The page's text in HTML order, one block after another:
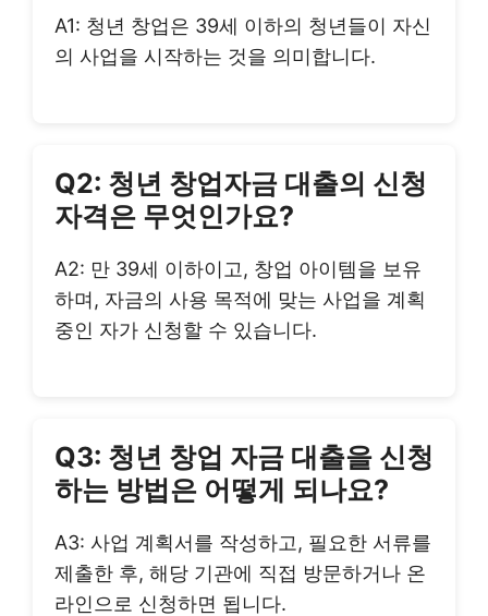
A1: 청년 창업은 39세 이하의 청년들이 자신
의 사업을 시작하는 것을 의미합니다.
Q2: 청년 창업자금 대출의 신청
자격은 무엇인가요?
A2: 만 39세 이하이고, 창업 아이템을 보유
하며, 자금의 사용 목적에 맞는 사업을 계획
중인 자가 신청할 수 있습니다.
Q3: 청년 창업 자금 대출을 신청
하는 방법은 어떻게 되나요?
A3: 사업 계획서를 작성하고, 필요한 서류를
제출한 후, 해당 기관에 직접 방문하거나 온
라인으로 신청하면 됩니다.